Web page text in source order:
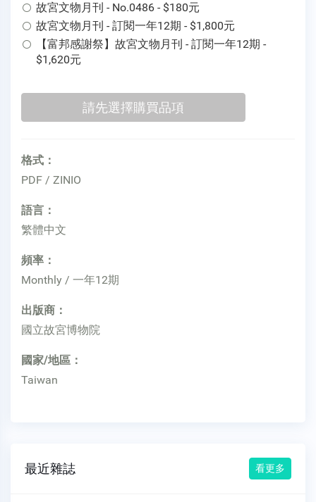
故宮文物月刊 - No.0486 - $180元
故宮文物月刊 - 訂閱一年12期 - $1,800元
【富邦感謝祭】故宮文物月刊 - 訂閱一年12期 -
$1,620元
格式：
PDF / ZINIO
語言：
繁體中文
頻率：
Monthly / 一年12期
出版商：
國立故宮博物院
國家/地區：
Taiwan
最近雜誌 看更多